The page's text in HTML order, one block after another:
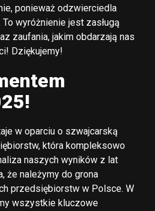
ponieważ odzwierciedla
wyróżnienie jest zasługą
zaufania, jakim obdarzają nas
Dziękujemy!
w oparciu o szwajcarską
która kompleksowo
naszych wyników z lat
że należymy do grona
przedsiębiorstw w Polsce. W
wszystkie kluczowe